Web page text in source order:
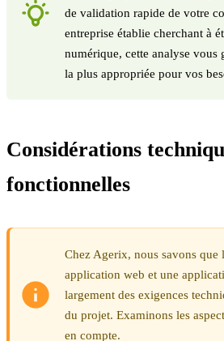
de validation rapide de votre
entreprise établie cherchant à
numérique, cette analyse vous
la plus appropriée pour vos
Considérations
fonctionnelles
Chez Agerix, nous savons que
application web et une
largement des exigences
du projet. Examinons les
en compte.